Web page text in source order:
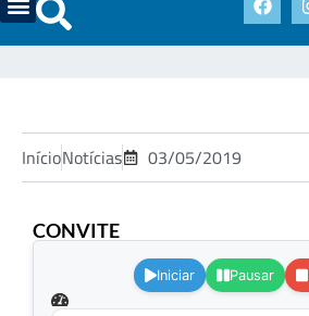
InícioNotícias 03/05/2019
CONVITE
Iniciar Pausar